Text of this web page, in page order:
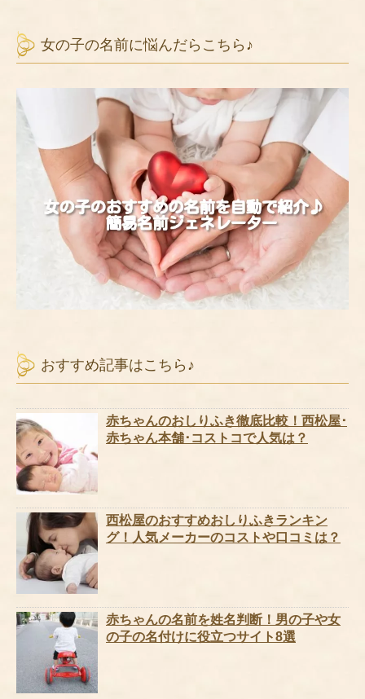
女の子の名前に悩んだらこちら♪
おすすめ記事はこちら♪
赤ちゃんのおしりふき徹底比較！西松屋･
赤ちゃん本舗･コストコで人気は？
西松屋のおすすめおしりふきランキン
グ！人気メーカーのコストや口コミは？
赤ちゃんの名前を姓名判断！男の子や女
の子の名付けに役立つサイト8選